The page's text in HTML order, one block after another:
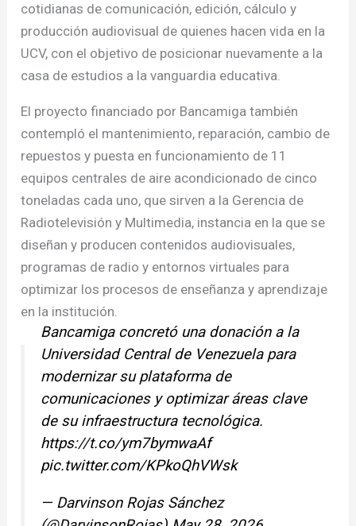
cotidianas de comunicación, edición, cálculo y
producción audiovisual de quienes hacen vida en la
UCV, con el objetivo de posicionar nuevamente a la
casa de estudios a la vanguardia educativa.
El proyecto financiado por Bancamiga también
contempló el mantenimiento, reparación, cambio de
repuestos y puesta en funcionamiento de 11
equipos centrales de aire acondicionado de cinco
toneladas cada uno, que sirven a la Gerencia de
Radiotelevisión y Multimedia, instancia en la que se
diseñan y producen contenidos audiovisuales,
programas de radio y entornos virtuales para
optimizar los procesos de enseñanza y aprendizaje
en la institución.
Bancamiga concretó una donación a la
Universidad Central de Venezuela para
modernizar su plataforma de
comunicaciones y optimizar áreas clave
de su infraestructura tecnológica.
https://t.co/ym7bymwaAf
pic.twitter.com/KPkoQhVWsk
— Darvinson Rojas Sánchez